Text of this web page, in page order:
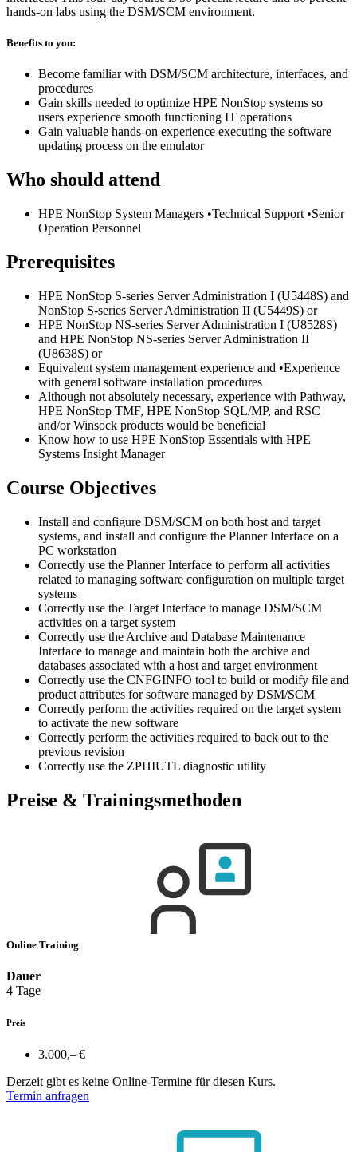
hands-on labs using the DSM/SCM environment.
Benefits to you:
Become familiar with DSM/SCM architecture, interfaces, and
procedures
Gain skills needed to optimize HPE NonStop systems so
users experience smooth functioning IT operations
Gain valuable hands-on experience executing the software
updating process on the emulator
Who should attend
HPE NonStop System Managers •Technical Support •Senior
Operation Personnel
Prerequisites
HPE NonStop S-series Server Administration I (U5448S) and
NonStop S-series Server Administration II (U5449S) or
HPE NonStop NS-series Server Administration I (U8528S)
and HPE NonStop NS-series Server Administration II
(U8638S) or
Equivalent system management experience and •Experience
with general software installation procedures
Although not absolutely necessary, experience with Pathway,
HPE NonStop TMF, HPE NonStop SQL/MP, and RSC
and/or Winsock products would be beneficial
Know how to use HPE NonStop Essentials with HPE
Systems Insight Manager
Course Objectives
Install and configure DSM/SCM on both host and target
systems, and install and configure the Planner Interface on a
PC workstation
Correctly use the Planner Interface to perform all activities
related to managing software configuration on multiple target
systems
Correctly use the Target Interface to manage DSM/SCM
activities on a target system
Correctly use the Archive and Database Maintenance
Interface to manage and maintain both the archive and
databases associated with a host and target environment
Correctly use the CNFGINFO tool to build or modify file and
product attributes for software managed by DSM/SCM
Correctly perform the activities required on the target system
to activate the new software
Correctly perform the activities required to back out to the
previous revision
Correctly use the ZPHIUTL diagnostic utility
Preise & Trainingsmethoden
Online Training
Dauer
4 Tage
Preis
3.000,– €
Derzeit gibt es keine Online-Termine für diesen Kurs.
Termin anfragen